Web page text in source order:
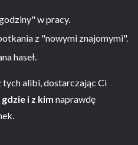
w pracy.
z "nowymi znajomymi".
haseł.
alibi, dostarczając Ci
gdzie i z kim naprawdę